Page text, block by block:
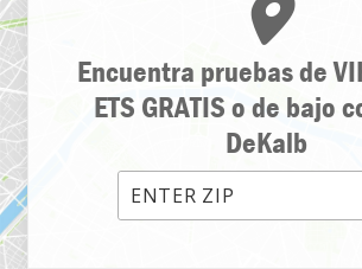
Encuentra pruebas de
ETS GRATIS o de bajo
DeKalb
Enter ZIP Code